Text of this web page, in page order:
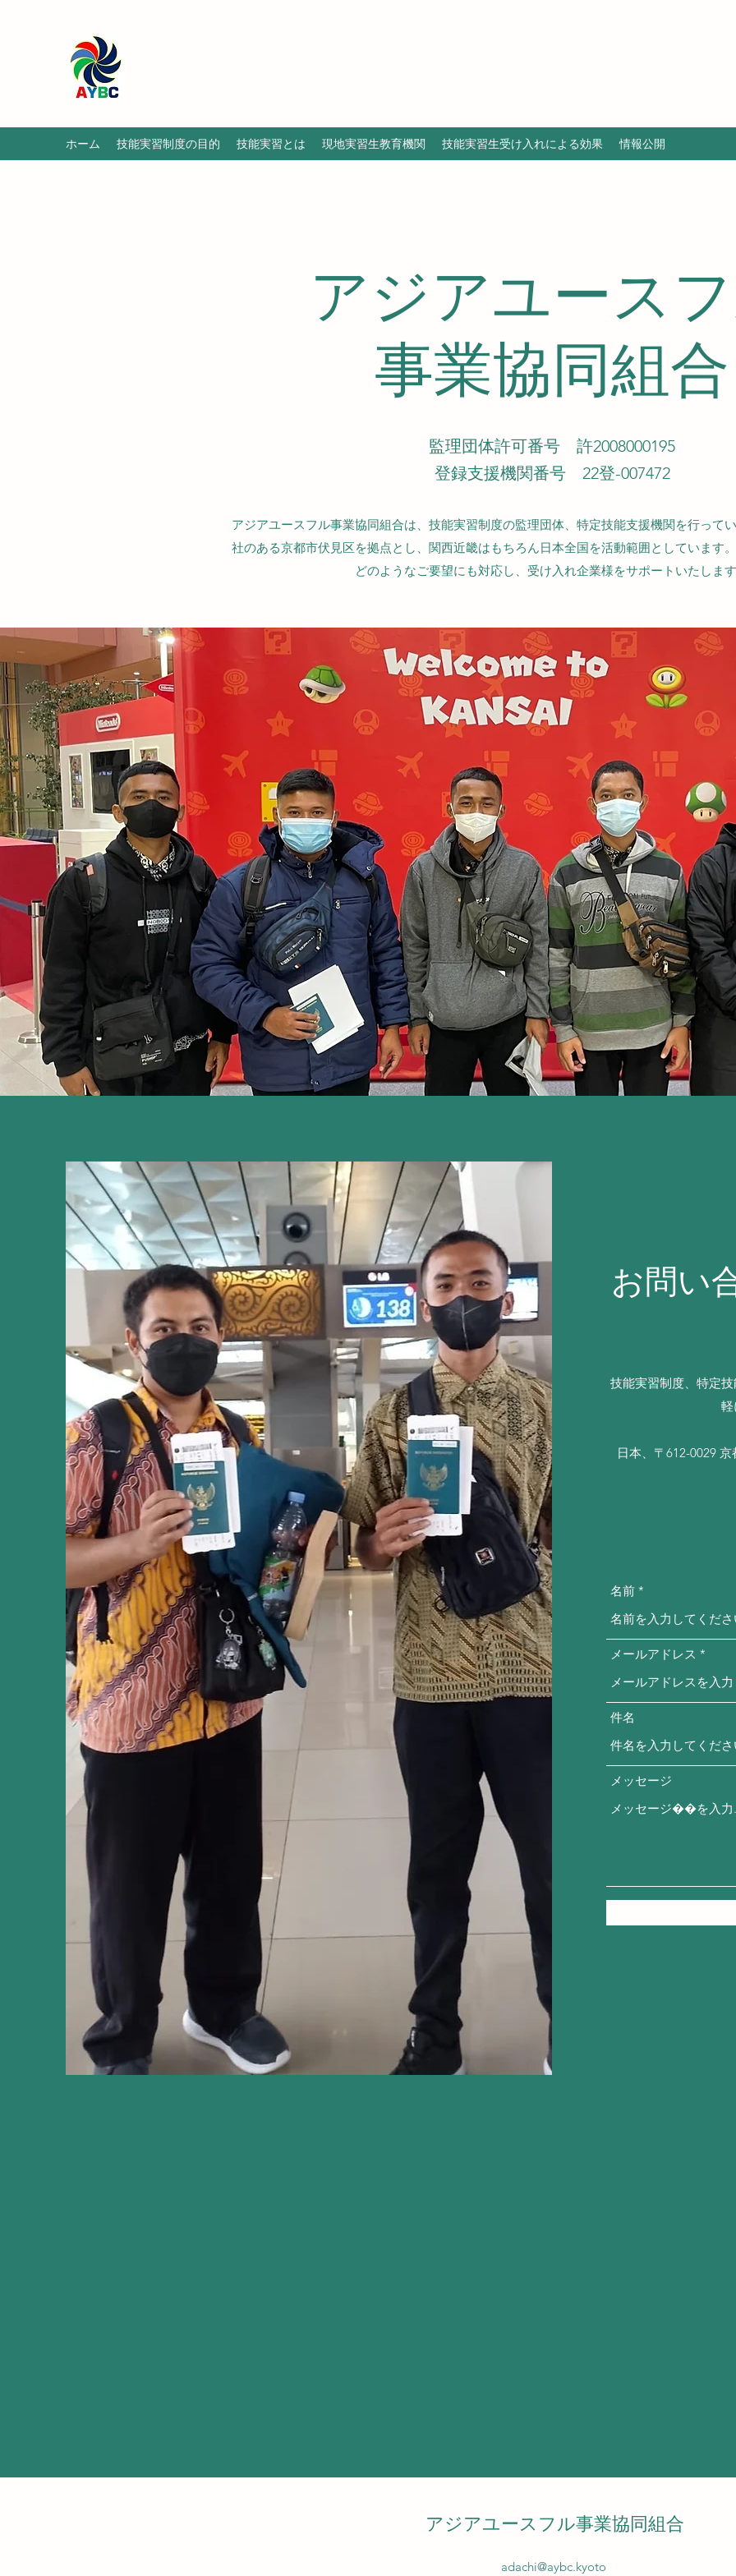
ホーム 技能実習制度の目的 技能実習とは 現地実習生教育機関 技能実習生受け入れによる効果 情報公開
アジアユース
事業協同組合
監理団体許可番号 許2008000195
登録支援機関番号 22登-007472
アジアユースフル事業協同組合は、技能実習制度の監理団体、特定技能支援機関を行って
社のある京都市伏見区を拠点とし、関西近畿はもちろん日本全国を活動範囲としています
どのようなご要望にも対応し、受け入れ企業様をサポートいたしま
お問い
技能実習制度、特定
日本、〒612-0029
名前
メールアドレス
件名
メッセージ
アジアユースフル事業協同組合
adachi@aybc.kyoto